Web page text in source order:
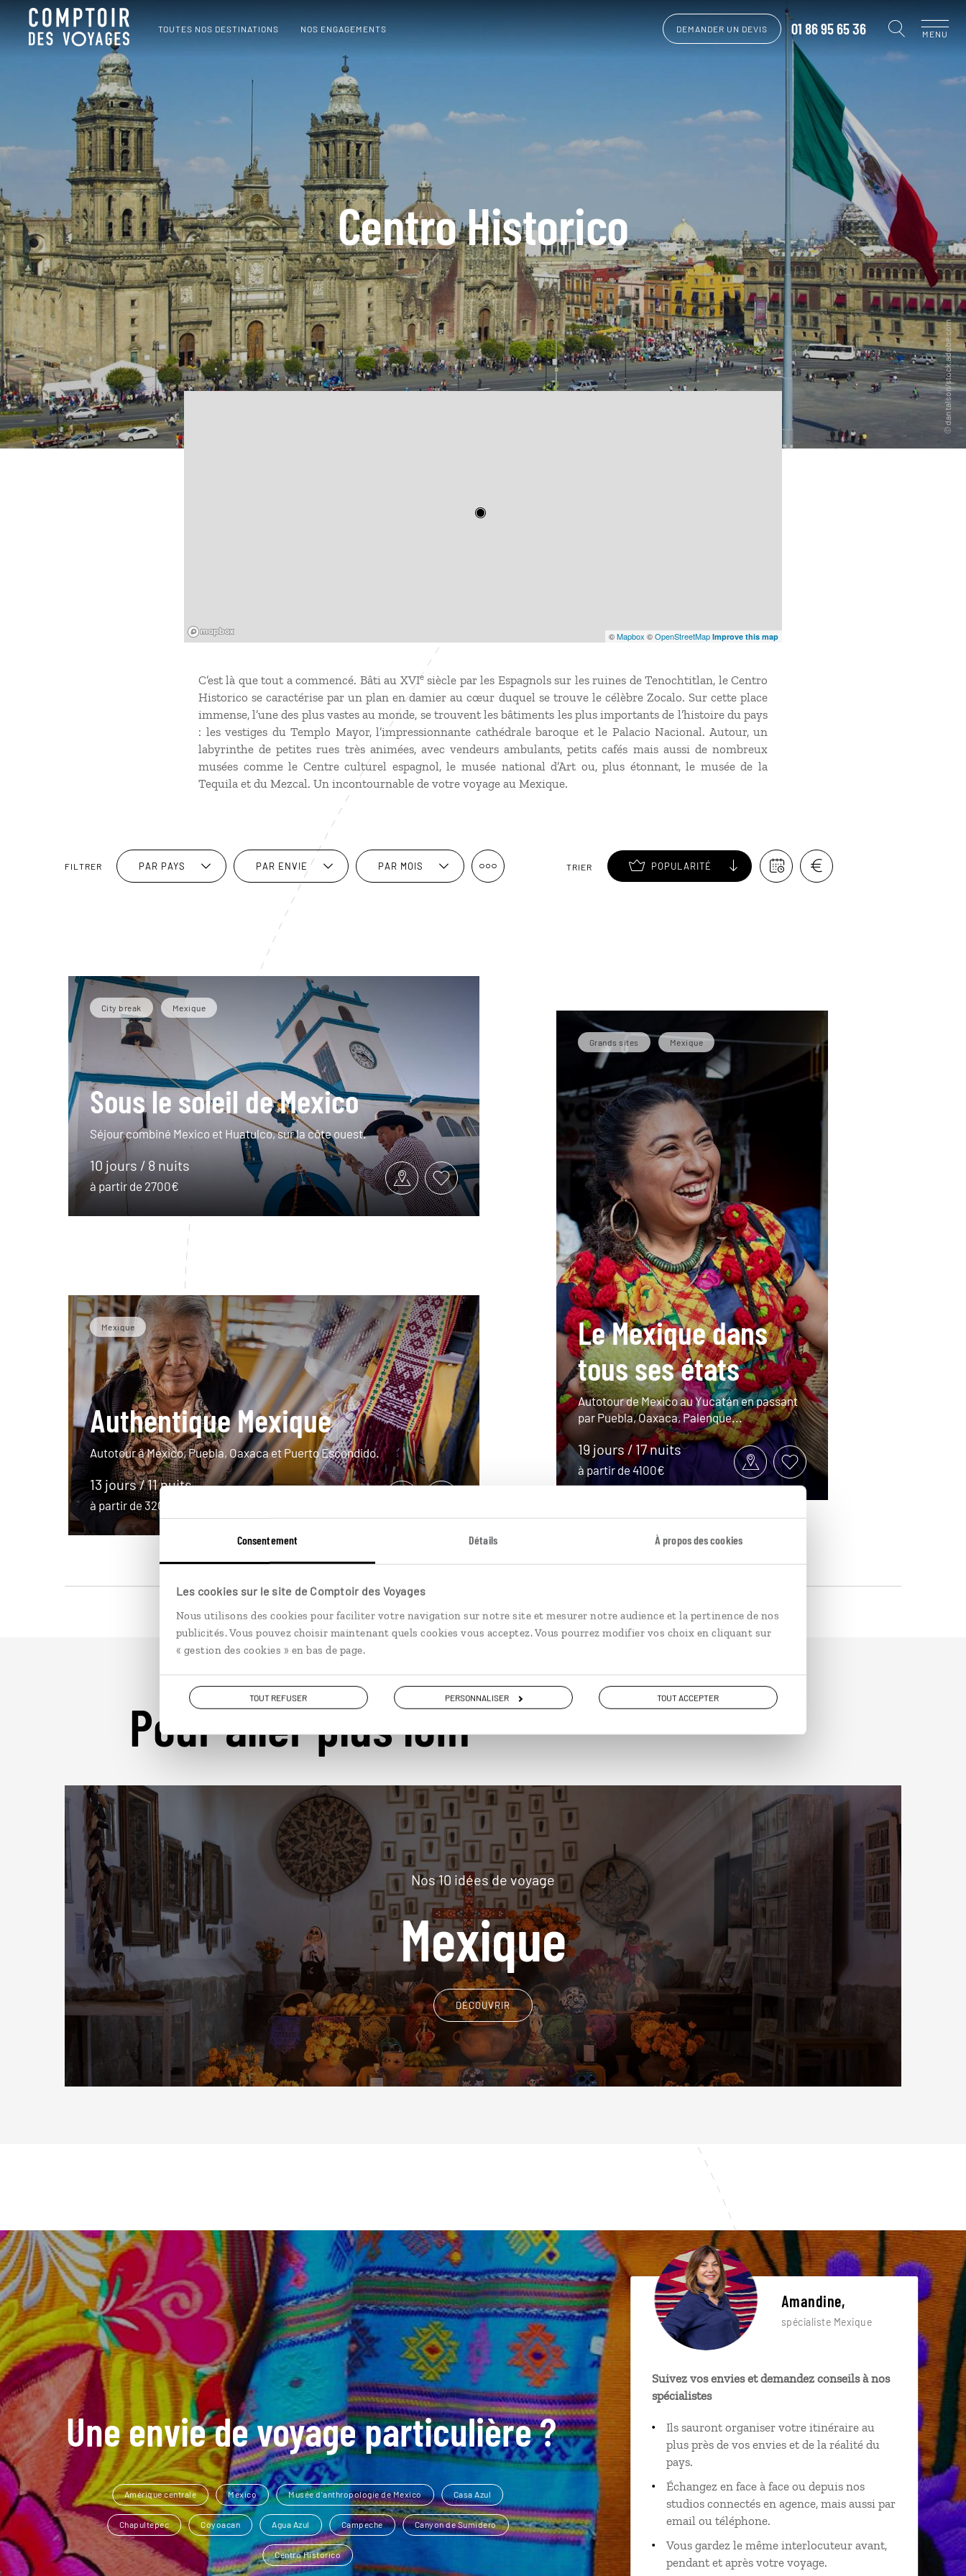
Consentement Détails À propos des cookies
Les cookies sur le site de Comptoir des Voyages
Nous utilisons des cookies pour faciliter votre navigation sur notre site et mesurer notre audience et la pertinence de nos
publicités. Vous pouvez choisir maintenant quels cookies vous acceptez. Vous pourrez modifier vos choix en cliquant sur
« gestion des cookies » en bas de page.
TOUT REFUSER PERSONNALISER TOUT ACCEPTER
TOUTES NOS DESTINATIONS NOS ENGAGEMENTS DEMANDER UN DEVIS 01 86 95 65 36 MENU
Centro Historico
©Mapbox ©OpenStreetMap Improve this map
C’est là que tout a commencé. Bâti au XVIesiècle par les Espagnols sur les ruines de Tenochtitlan, le Centro
Historico se caractérise par un plan en damier au cœur duquel se trouve le célèbre Zocalo. Sur cette place
immense, l’une des plus vastes au monde, se trouvent les bâtiments les plus importants de l’histoire du pays
: les vestiges du Templo Mayor, l’impressionnante cathédrale baroque et le Palacio Nacional. Autour, un
labyrinthe de petites rues très animées, avec vendeurs ambulants, petits cafés mais aussi de nombreux
musées comme le Centre culturel espagnol, le musée national d’Art ou, plus étonnant, le musée de la
Tequila et du Mezcal. Un incontournable de votre voyage au Mexique.
FILTRER PAR PAYS PAR ENVIE PAR MOIS TRIER POPULARITÉ
City break Mexique
Sous le soleil de Mexico
Séjour combiné Mexico et Huatulco, sur la côte ouest.
10 jours / 8 nuits
à partir de 2700€
Mexique
Authentique Mexique
Autotour à Mexico, Puebla, Oaxaca et Puerto Escondido.
13 jours / 11 nuits
à partir de 3200€
Grands sites Mexique
Le Mexique dans
tous ses états
Autotour de Mexico au Yucatán en passant
par Puebla, Oaxaca, Palenque...
19 jours / 17 nuits
à partir de 4100€
Pour aller plus loin
Nos 10 idées de voyage
Mexique
DÉCOUVRIR
Une envie de voyage particulière ?
Amérique centrale Mexico Musée d’anthropologie de Mexico Casa Azul
Chapultepec Coyoacan Agua Azul Campeche Canyon de Sumidero
Centro Historico
Amandine,
spécialiste Mexique
Suivez vos envies et demandez conseils à nos
spécialistes
Ils sauront organiser votre itinéraire au
plus près de vos envies et de la réalité du
pays.
Échangez en face à face ou depuis nos
studios connectés en agence, mais aussi par
email ou téléphone.
Vous gardez le même interlocuteur avant,
pendant et après votre voyage.